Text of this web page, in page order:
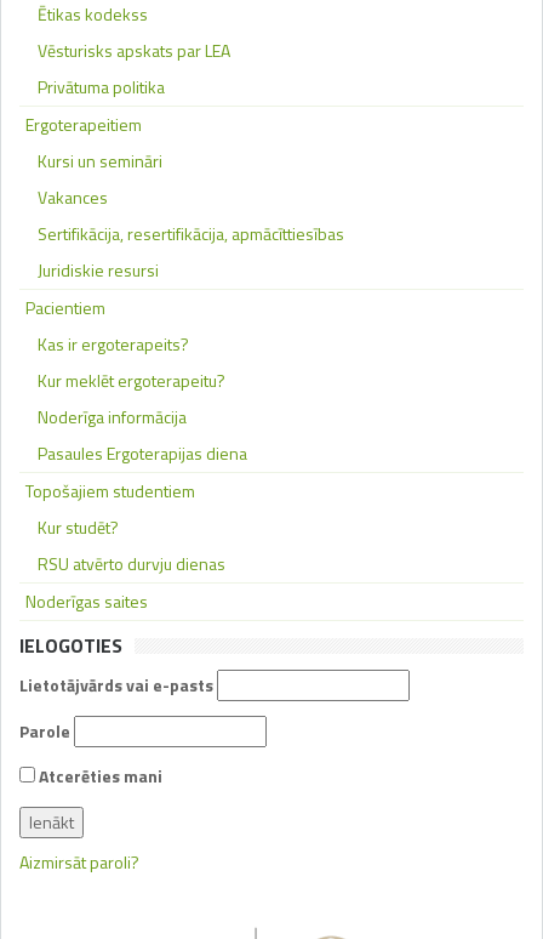
Ētikas kodekss
Vēsturisks apskats par LEA
Privātuma politika
Ergoterapeitiem
Kursi un semināri
Vakances
Sertifikācija, resertifikācija, apmācīttiesības
Juridiskie resursi
Pacientiem
Kas ir ergoterapeits?
Kur meklēt ergoterapeitu?
Noderīga informācija
Pasaules Ergoterapijas diena
Topošajiem studentiem
Kur studēt?
RSU atvērto durvju dienas
Noderīgas saites
IELOGOTIES
Lietotājvārds vai e-pasts
Parole
Atcerēties mani
Aizmirsāt paroli?